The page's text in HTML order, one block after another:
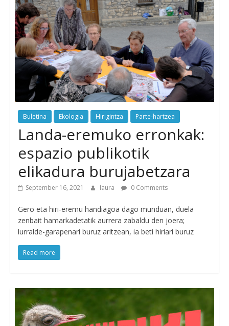
Buletina Ekologia Hirigintza Parte-hartzea
Landa-eremuko erronkak:
espazio publikotik
elikadura burujabetzara
September 16, 2021 laura 0 Comments
Gero eta hiri-eremu handiagoa dago munduan, duela
zenbait hamarkadetatik aurrera zabaldu den joera;
lurralde-garapenari buruz aritzean, ia beti hiriari buruz
Read more